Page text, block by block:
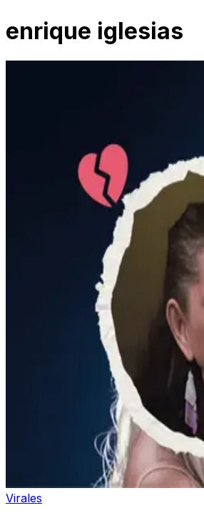
enrique iglesias
Virales